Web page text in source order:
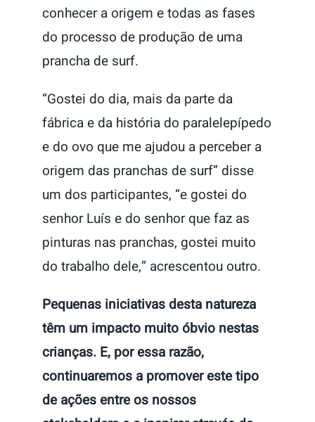
conhecer a origem e todas as fases
do processo de produção de uma
prancha de surf.
“Gostei do dia, mais da parte da
fábrica e da história do paralelepípedo
e do ovo que me ajudou a perceber a
origem das pranchas de surf” disse
um dos participantes, “e gostei do
senhor Luís e do senhor que faz as
pinturas nas pranchas, gostei muito
do trabalho dele,” acrescentou outro.
Pequenas iniciativas desta natureza
têm um impacto muito óbvio nestas
crianças. E, por essa razão,
continuaremos a promover este tipo
de ações entre os nossos